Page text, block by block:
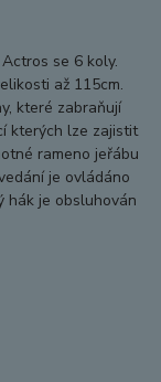
se 6 koly.
až 115cm.
které zabraňují
kterých lze zajistit
rameno jeřábu
je ovládáno
hák je obsluhován